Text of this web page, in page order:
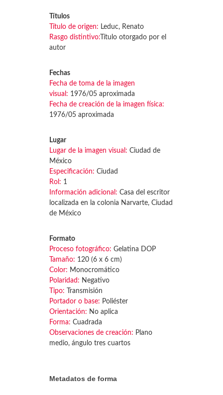
Títulos
Título de origen: Leduc, Renato
Rasgo distintivo: Título otorgado por el
autor
Fechas
Fecha de toma de la imagen
visual: 1976/05 aproximada
Fecha de creación de la imagen física:
1976/05 aproximada
Lugar
Lugar de la imagen visual: Ciudad de
México
Especificación: Ciudad
Rol: 1
Información adicional: Casa del escritor
localizada en la colonia Narvarte, Ciudad
de México
Formato
Proceso fotográfico: Gelatina DOP
Tamaño: 120 (6 x 6 cm)
Color: Monocromático
Polaridad: Negativo
Tipo: Transmisión
Portador o base: Poliéster
Orientación: No aplica
Forma: Cuadrada
Observaciones de creación: Plano
medio, ángulo tres cuartos
Metadatos de forma